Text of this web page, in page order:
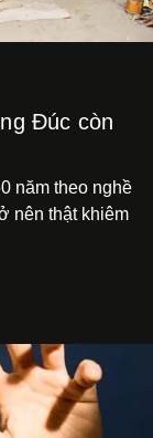
Đúc còn
năm theo nghề
nên thật khiêm